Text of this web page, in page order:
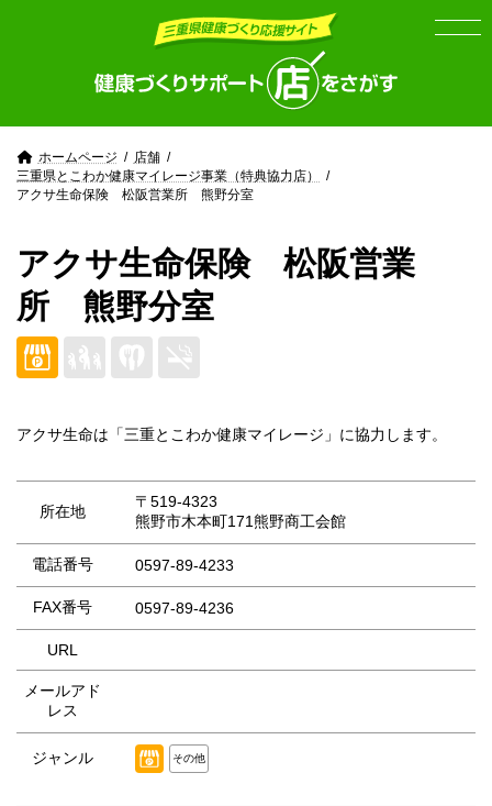
ホームページ
店舗
三重県とこわか健康マイレージ事業（特典協力店）
アクサ生命保険 松阪営業所 熊野分室
アクサ生命保険 松阪営業
所 熊野分室
アクサ生命は「三重とこわか健康マイレージ」に協力します。
所在地
〒519-4323
熊野市木本町171熊野商工会館
電話番号 0597-89-4233
FAX番号 0597-89-4236
URL
メールアド
レス
ジャンル その他